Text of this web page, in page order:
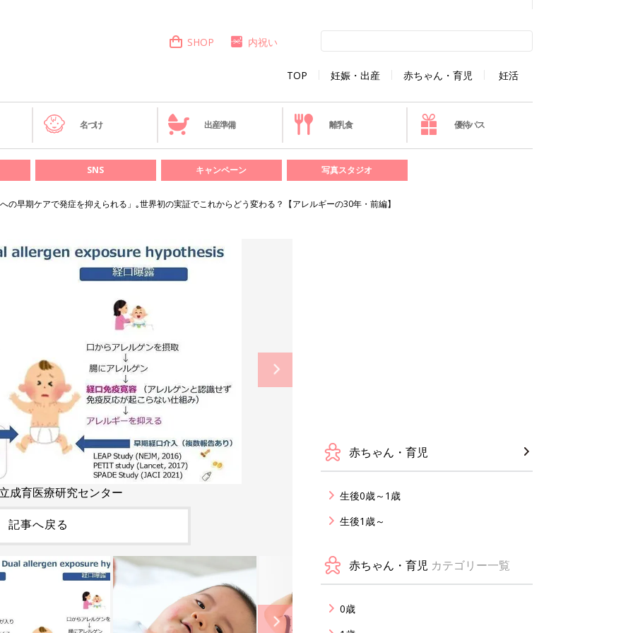
TOP 妊娠・出産 赤ちゃん・育児 妊活
SHOP 内祝い
名づけ 出産準備 離乳食 優待パス
SNS キャンペーン 写真スタジオ
の早期ケアで発症を抑えられる」｡世界初の実証でこれからどう変わる？【アレルギーの30年・前編】
成育医療研究センター
記事へ戻る
赤ちゃん・育児
生後0歳～1歳
生後1歳～
赤ちゃん・育児 カテゴリー一覧
0歳